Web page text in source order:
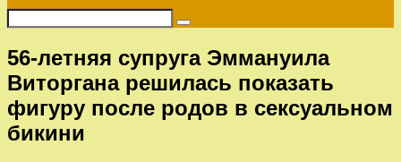
56-летняя супруга Эммануила
Виторгана решилась показать
фигуру после родов в сексуальном
бикини